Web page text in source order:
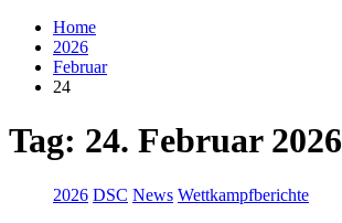
Home
2026
Februar
24
Tag: 24. Februar 2026
2026 DSC News Wettkampfberichte